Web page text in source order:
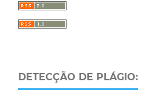
DETECÇÃO DE PLÁGIO: